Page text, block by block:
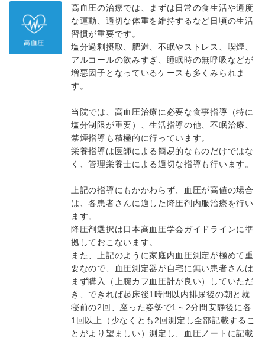
高血圧の治療では、まずは日常の食生活や適度
な運動、適切な体重を維持するなど日頃の生活
習慣が重要です。
塩分過剰摂取、肥満、不眠やストレス、喫煙、
アルコールの飲みすぎ、睡眠時の無呼吸などが
増悪因子となっているケースも多くみられま
す。
当院では、高血圧治療に必要な食事指導（特に
塩分制限が重要）、生活指導の他、不眠治療、
禁煙指導も積極的に行っています。
栄養指導は医師による簡易的なものだけではな
く、管理栄養士による適切な指導も行います。
上記の指導にもかかわらず、血圧が高値の場合
は、各患者さんに適した降圧剤内服治療を行い
ます。
降圧剤選択は日本高血圧学会ガイドラインに準
拠しておこないます。
また、上記のように家庭内血圧測定が極めて重
要なので、血圧測定器が自宅に無い患者さんは
まず購入（上腕カフ血圧計が良い）していただ
き、できれば起床後1時間以内排尿後の朝と就
寝前の2回、座った姿勢で1～2分間安静後に各
1回以上（少なくとも2回測定し全部記載するこ
とがより望ましい）測定し、血圧ノートに記載